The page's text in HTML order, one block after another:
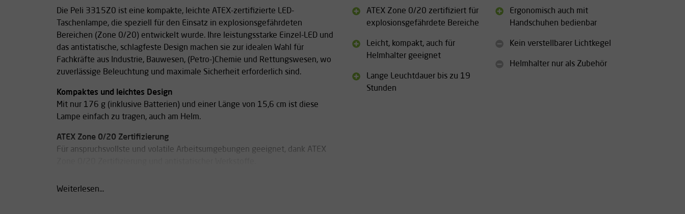
Die Peli 3315Z0 ist eine kompakte, leichte ATEX-zertifizierte LED-
Taschenlampe, die speziell für den Einsatz in explosionsgefährdeten
Bereichen (Zone 0/20) entwickelt wurde. Ihre leistungsstarke Einzel-LED und
das antistatische, schlagfeste Design machen sie zur idealen Wahl für
Fachkräfte aus Industrie, Bauwesen, (Petro-)Chemie und Rettungswesen, wo
zuverlässige Beleuchtung und maximale Sicherheit erforderlich sind.
Kompaktes und leichtes Design
Mit nur 176 g (inklusive Batterien) und einer Länge von 15,6 cm ist diese
Lampe einfach zu tragen, auch am Helm.
ATEX Zone 0/20 Zertifizierung
Für anspruchsvollste und volatile Arbeitsumgebungen geeignet, dank ATEX
Weiterlesen...
ATEX Zone 0/20 zertifiziert für
explosionsgefährdete Bereiche
Leicht, kompakt, auch für
Helmhalter geeignet
Lange Leuchtdauer bis zu 19
Stunden
Ergonomisch auch mit
Handschuhen bedienbar
Kein verstellbarer Lichtkegel
Helmhalter nur als Zubehör